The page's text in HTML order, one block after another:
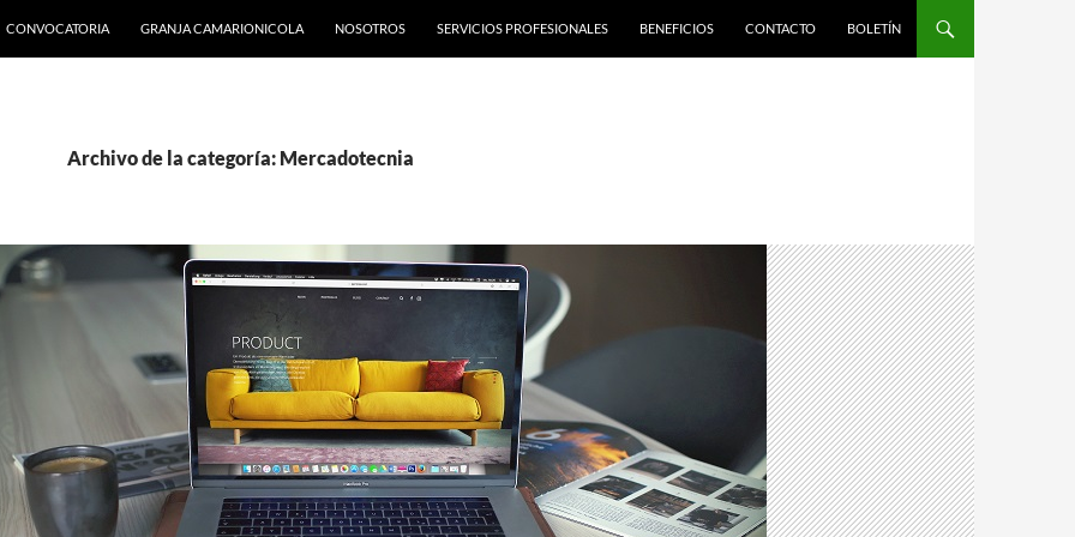
CONVOCATORIA GRANJA CAMARIONICOLA NOSOTROS SERVICIOS PROFESIONALES BENEFICIOS CONTACTO BOLETÍN
Archivo de la categoría: Mercadotecnia